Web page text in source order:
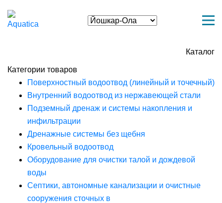
Каталог
Категории товаров
Поверхностный водоотвод (линейный и точечный)
Внутренний водоотвод из нержавеющей стали
Подземный дренаж и системы накопления и
инфильтрации
Дренажные системы без щебня
Кровельный водоотвод
Оборудование для очистки талой и дождевой
воды
Септики, автономные канализации и очистные
сооружения сточных в